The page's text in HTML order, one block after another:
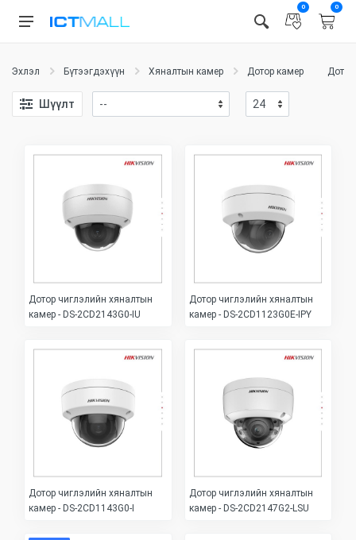
0 0
Эхлэл Бүтээгдэхүүн Хяналтын камер Дотор камер
Шүүлт
Дотор чиглэлийн хяналтын
камер - DS-2CD2143G0-IU
Дотор чиглэлийн хяналтын
камер - DS-2CD1123G0E-IPY
Дотор чиглэлийн хяналтын
камер - DS-2CD1143G0-I
Дотор чиглэлийн хяналтын
камер - DS-2CD2147G2-LSU